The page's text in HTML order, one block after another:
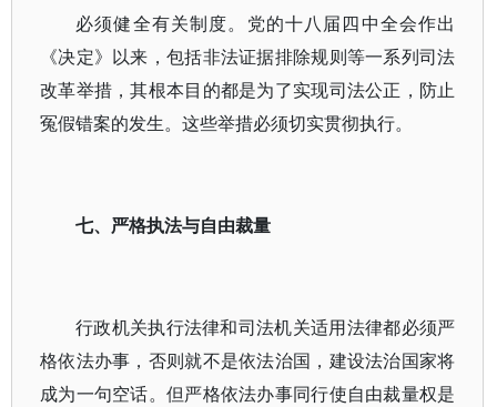
必须健全有关制度。党的十八届四中全会作出
《决定》以来，包括非法证据排除规则等一系列司法
改革举措，其根本目的都是为了实现司法公正，防止
冤假错案的发生。这些举措必须切实贯彻执行。
七、严格执法与自由裁量
行政机关执行法律和司法机关适用法律都必须严
格依法办事，否则就不是依法治国，建设法治国家将
成为一句空话。但严格依法办事同行使自由裁量权是